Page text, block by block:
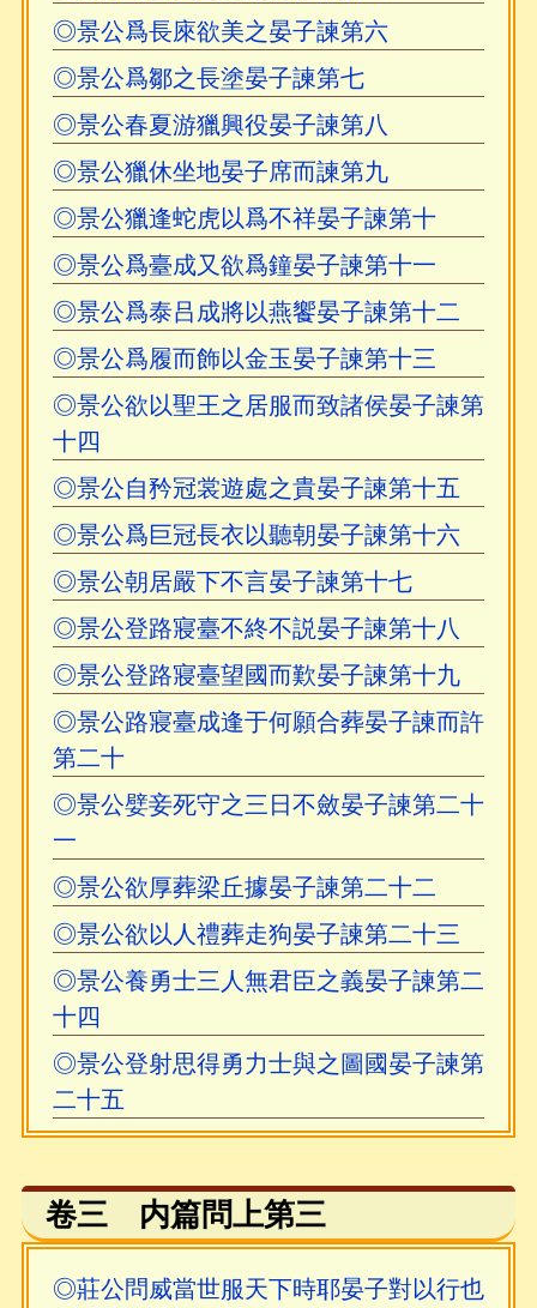
◎景公爲長庲欲美之晏子諫第六
◎景公爲鄒之長塗晏子諫第七
◎景公春夏游獵興役晏子諫第八
◎景公獵休坐地晏子席而諫第九
◎景公獵逢蛇虎以爲不祥晏子諫第十
◎景公爲臺成又欲爲鐘晏子諫第十一
◎景公爲泰吕成將以燕饗晏子諫第十二
◎景公爲履而飾以金玉晏子諫第十三
◎景公欲以聖王之居服而致諸侯晏子諫第
十四
◎景公自矜冠裳遊處之貴晏子諫第十五
◎景公爲巨冠長衣以聽朝晏子諫第十六
◎景公朝居嚴下不言晏子諫第十七
◎景公登路寢臺不終不説晏子諫第十八
◎景公登路寢臺望國而歎晏子諫第十九
◎景公路寢臺成逢于何願合葬晏子諫而許
第二十
◎景公嬖妾死守之三日不斂晏子諫第二十
一
◎景公欲厚葬梁丘據晏子諫第二十二
◎景公欲以人禮葬走狗晏子諫第二十三
◎景公養勇士三人無君臣之義晏子諫第二
十四
◎景公登射思得勇力士與之圖國晏子諫第
二十五
卷三 内篇問上第三
◎莊公問威當世服天下時耶晏子對以行也